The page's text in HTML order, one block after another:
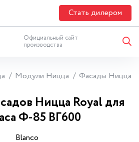
Стать дилером
Официальный сайт
производства
Модули Ницца Фасады Ницца
Ницца Royal для
Ф-85 ВГ600
Blanco